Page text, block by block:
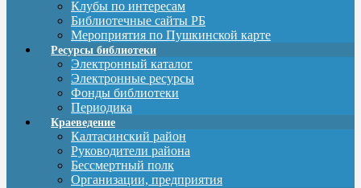
Клубы по интересам
Библиотечные сайты РБ
Мероприятия по Пушкинской карте
Ресурсы библиотеки
Электронный каталог
Электронные ресурсы
Фонды библиотеки
Периодика
Краеведение
Калтасинский район
Руководители района
Бессмертный полк
Организации, предприятия